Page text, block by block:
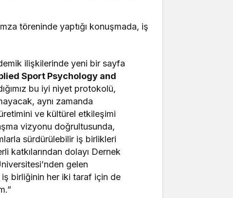
töreninde yaptığı konuşmada, iş
ilişkilerinde yeni bir sayfa
Sport Psychology and
bu iyi niyet protokolü,
aynı zamanda
ve kültürel etkileşimi
vizyonu doğrultusunda,
sürdürülebilir iş birlikleri
katkılarından dolayı Dernek
gelen
birliğinin her iki taraf için de